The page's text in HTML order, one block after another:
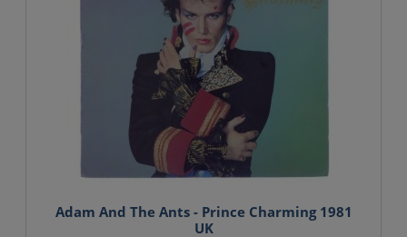
Adam And The Ants - Prince Charming 1981
UK